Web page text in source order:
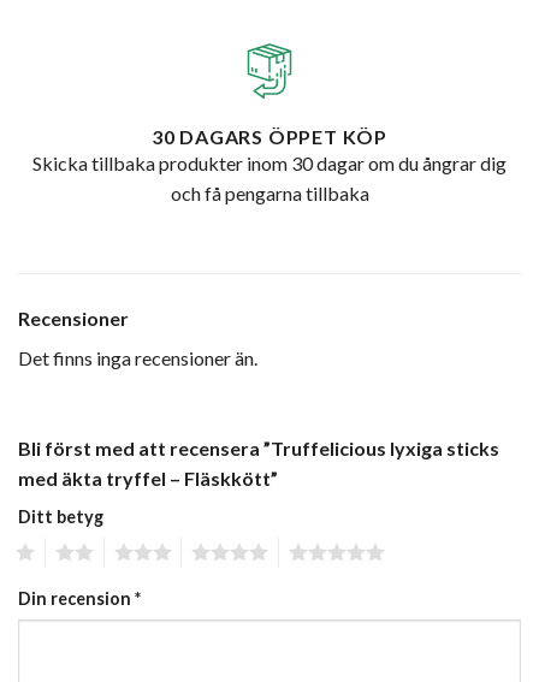
30 DAGARS ÖPPET KÖP
Skicka tillbaka produkter inom 30 dagar om du ångrar dig
och få pengarna tillbaka
Recensioner
Det finns inga recensioner än.
Bli först med att recensera ”Truffelicious lyxiga sticks
med äkta tryffel – Fläskkött”
Ditt betyg
Din recension *